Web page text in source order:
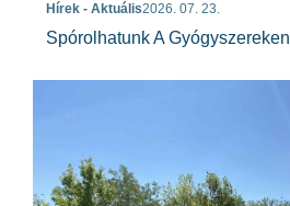
Hírek - Aktuális2026. 07. 23.
Spórolhatunk A Gyógyszereken